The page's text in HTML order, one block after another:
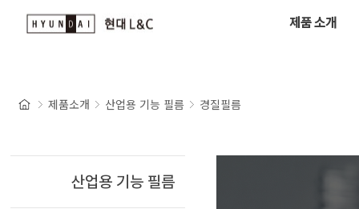
제품 소개
제품소개 산업용 기능 필름 경질필름
산업용 기능 필름